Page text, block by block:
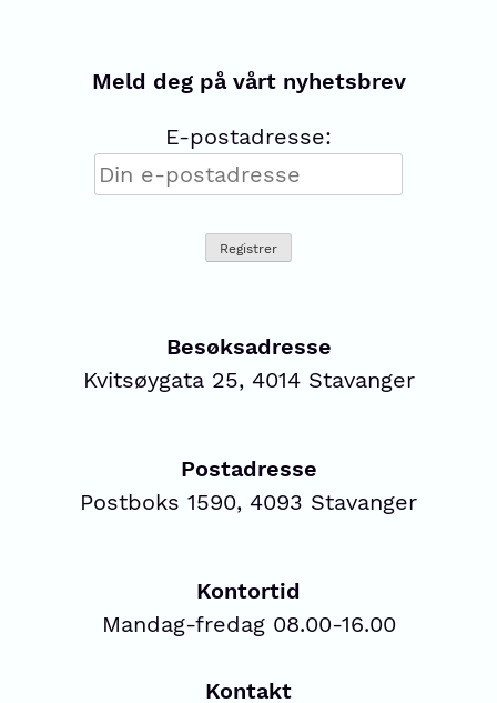
Meld deg på vårt nyhetsbrev
E-postadresse:
Besøksadresse
Kvitsøygata 25, 4014 Stavanger
Postadresse
Postboks 1590, 4093 Stavanger
Kontortid
Mandag-fredag 08.00-16.00
Kontakt